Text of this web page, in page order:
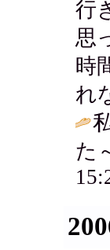
行
思
時
れ
た